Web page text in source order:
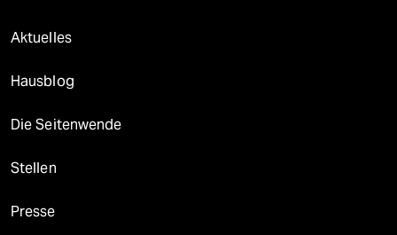
Aktuelles
Hausblog
Die Seitenwende
Stellen
Presse